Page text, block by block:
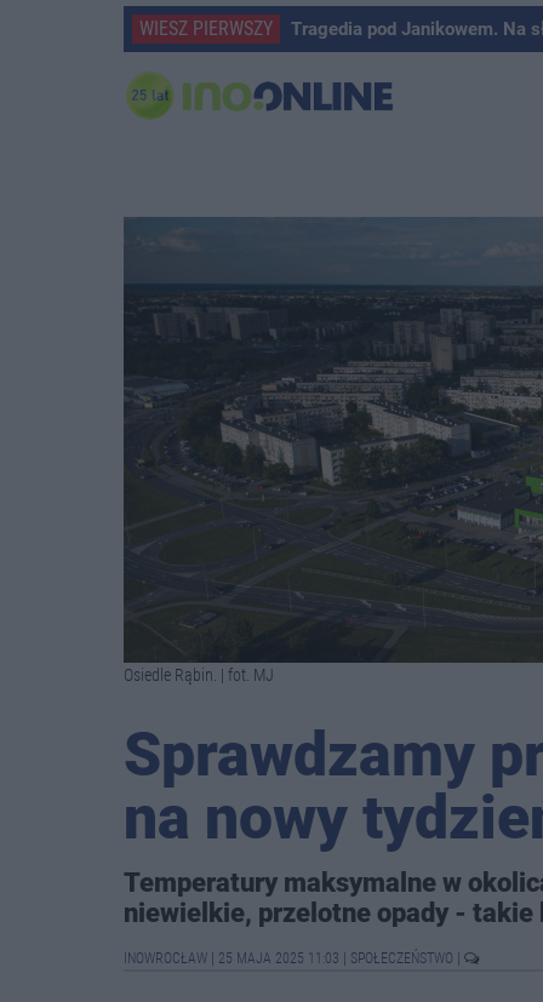
WIESZ PIERWSZY Tragedia pod Janikowem. Na
Osiedle Rąbin. | fot. MJ
Sprawdzamy
na nowy
Temperatury maksymalne w
niewielkie, przelotne opady - takie
INOWROCŁAW 25 MAJA 2025 11:03 SPOŁECZEŃSTWO